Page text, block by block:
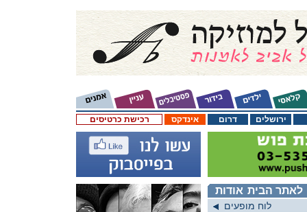
רכישת כרטיסים אינדקס דרום ירושלים
אודות לאתר הבית
לוח מופעים